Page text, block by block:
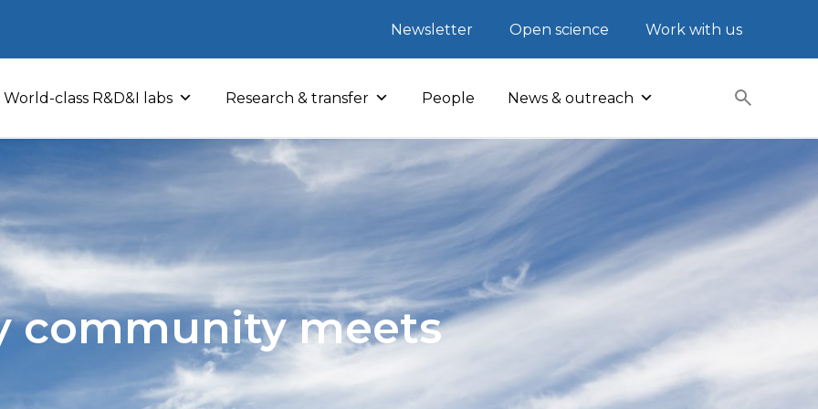
Newsletter Open science Work with us
World-class R&D&I labs Research & transfer People News & outreach
community meets